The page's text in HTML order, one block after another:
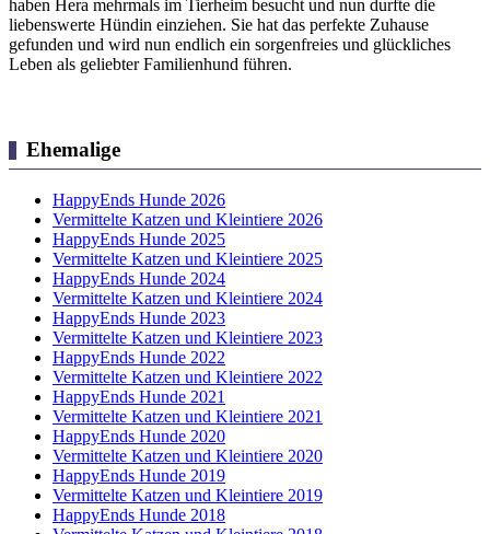
haben Hera mehrmals im Tierheim besucht und nun durfte die
liebenswerte Hündin einziehen. Sie hat das perfekte Zuhause
gefunden und wird nun endlich ein sorgenfreies und glückliches
Leben als geliebter Familienhund führen.
Ehemalige
HappyEnds Hunde 2026
Vermittelte Katzen und Kleintiere 2026
HappyEnds Hunde 2025
Vermittelte Katzen und Kleintiere 2025
HappyEnds Hunde 2024
Vermittelte Katzen und Kleintiere 2024
HappyEnds Hunde 2023
Vermittelte Katzen und Kleintiere 2023
HappyEnds Hunde 2022
Vermittelte Katzen und Kleintiere 2022
HappyEnds Hunde 2021
Vermittelte Katzen und Kleintiere 2021
HappyEnds Hunde 2020
Vermittelte Katzen und Kleintiere 2020
HappyEnds Hunde 2019
Vermittelte Katzen und Kleintiere 2019
HappyEnds Hunde 2018